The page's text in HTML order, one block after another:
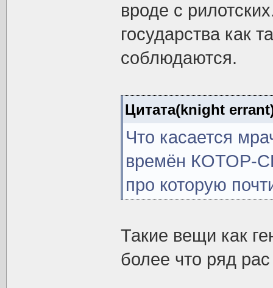
вроде с
государства как
соблюдаются.
Цитата(knight
Что касается
времён КОТОР-
про которую
Такие вещи как
более что ряд